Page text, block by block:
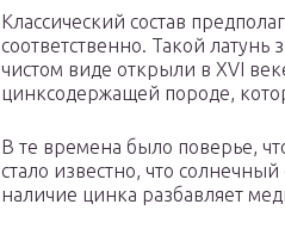
Классический состав
соответственно. Такой
чистом виде открыли в XVI
цинксодержащей породе,
В те времена было поверье,
стало известно, что солнечный
наличие цинка разбавляет